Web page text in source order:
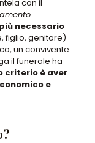
con il
necessario
figlio, genitore)
un convivente
il funerale ha
criterio è aver
e